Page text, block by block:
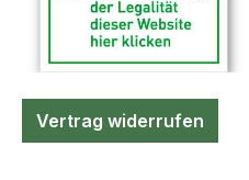
Vertrag widerrufen